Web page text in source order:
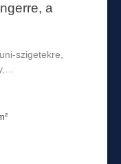
a
szigetekre,